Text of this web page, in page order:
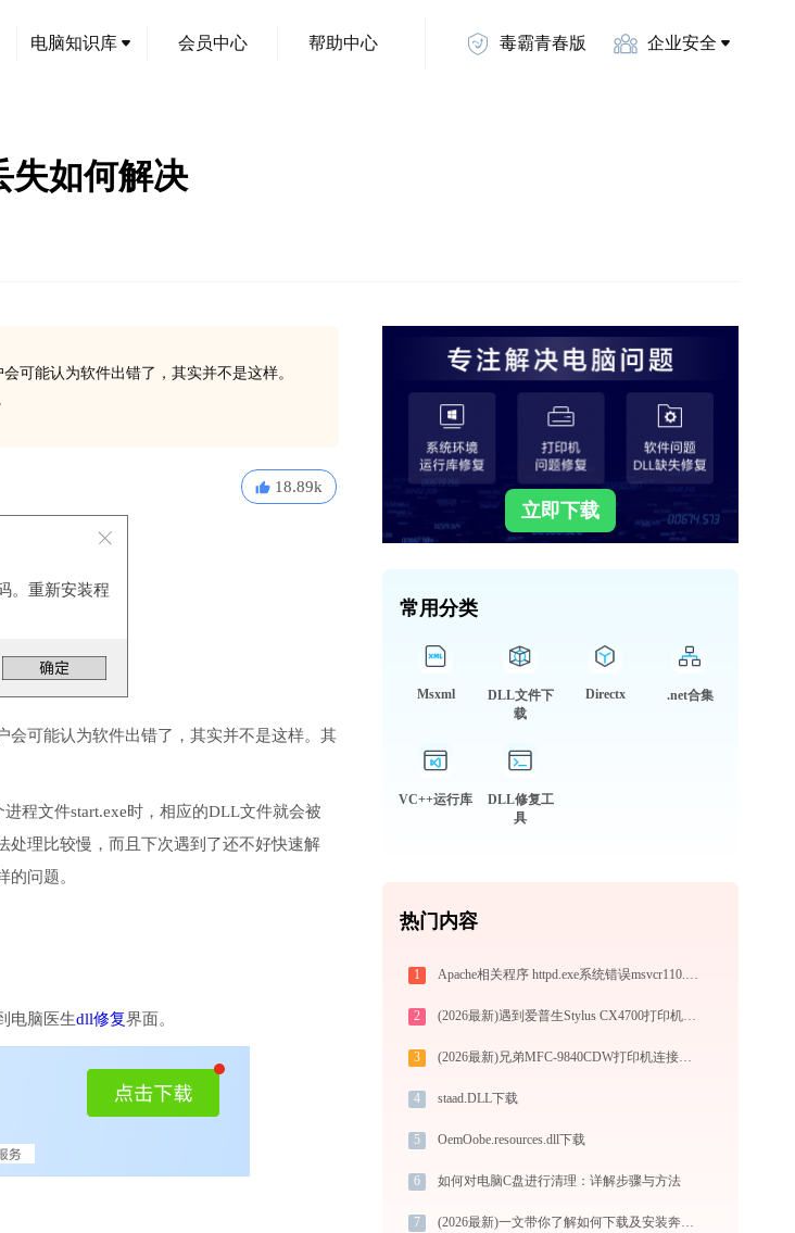
电脑知识库 会员中心 帮助中心 毒霸青春版 企业安全
失如何解决
可能认为软件出错了，其实并不是这样。
18.89k
。重新安装程
会可能认为软件出错了，其实并不是这样。其
程文件start.exe时，相应的DLL文件就会被
处理比较慢，而且下次遇到了还不好快速解
问题。
电脑医生dll修复界面。
立即下载
常用分类
Msxml
DLL文件下
载
Directx .net合集
VC++运行库
DLL修复工
具
热门内容
1 Apache相关程序 httpd.exe系统错误msvcr110.dll丢失如何解决
2 (2026最新)遇到爱普生Stylus CX4700打印机驱动问题？这里有最全的下载及安装指导
3 (2026最新)兄弟MFC-9840CDW打印机连接问题？教你快速解决！-金山毒霸
4 staad.DLL下载
5 OemOobe.resources.dll下载
6 如何对电脑C盘进行清理：详解步骤与方法
7 (2026最新)一文带你了解如何下载及安装奔图M7109DW打印机驱动